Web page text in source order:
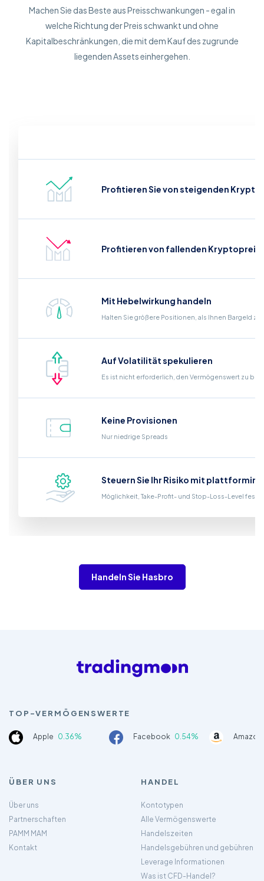
Machen Sie das Beste aus Preisschwankungen - egal in
welche Richtung der Preis schwankt und ohne
Kapitalbeschränkungen, die mit dem Kauf des zugrunde
liegenden Assets einhergehen.
Profitieren Sie von steigenden
Profitieren von fallenden
Mit Hebelwirkung handeln
Halten Sie größere Positionen, als Ihnen Bargeld
Auf Volatilität spekulieren
Es ist nicht erforderlich, den Vermögenswert zu
Keine Provisionen
Nur niedrige Spreads
Steuern Sie Ihr Risiko mit
Möglichkeit, Take-Profit- und Stop-Loss-Level
Handeln Sie Hasbro
TOP-VERMÖGENSWERTE
Apple 0.36% Facebook 0.54%
ÜBER UNS
Über uns
Partnerschaften
PAMM MAM
Kontakt
HANDEL
Kontotypen
Alle Vermögenswerte
Handelszeiten
Handelsgebühren und gebühren
Leverage Informationen
Was ist CFD-Handel?